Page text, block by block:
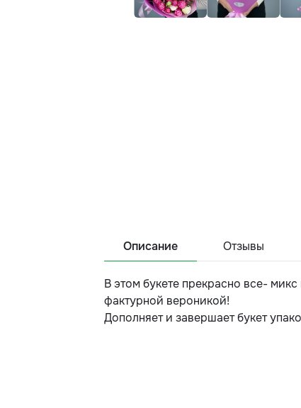
Описание Отзывы
В этом букете прекрасно все-
фактурной вероникой!
Дополняет и завершает букет